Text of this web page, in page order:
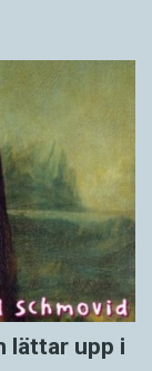
lättar upp i